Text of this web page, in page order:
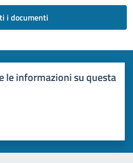
i documenti
le informazioni su questa
5 stelle su 5
su 5
su 5
5